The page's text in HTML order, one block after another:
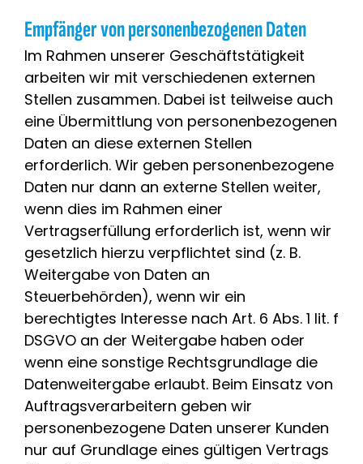
Empfänger von personenbezogenen Daten
Im Rahmen unserer Geschäftstätigkeit
arbeiten wir mit verschiedenen externen
Stellen zusammen. Dabei ist teilweise auch
eine Übermittlung von personenbezogenen
Daten an diese externen Stellen
erforderlich. Wir geben personenbezogene
Daten nur dann an externe Stellen weiter,
wenn dies im Rahmen einer
Vertragserfüllung erforderlich ist, wenn wir
gesetzlich hierzu verpflichtet sind (z. B.
Weitergabe von Daten an
Steuerbehörden), wenn wir ein
berechtigtes Interesse nach Art. 6 Abs. 1 lit. f
DSGVO an der Weitergabe haben oder
wenn eine sonstige Rechtsgrundlage die
Datenweitergabe erlaubt. Beim Einsatz von
Auftragsverarbeitern geben wir
personenbezogene Daten unserer Kunden
nur auf Grundlage eines gültigen Vertrags